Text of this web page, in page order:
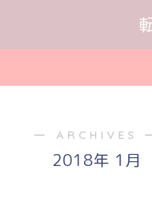
― ARCHIVES
2018年 1月